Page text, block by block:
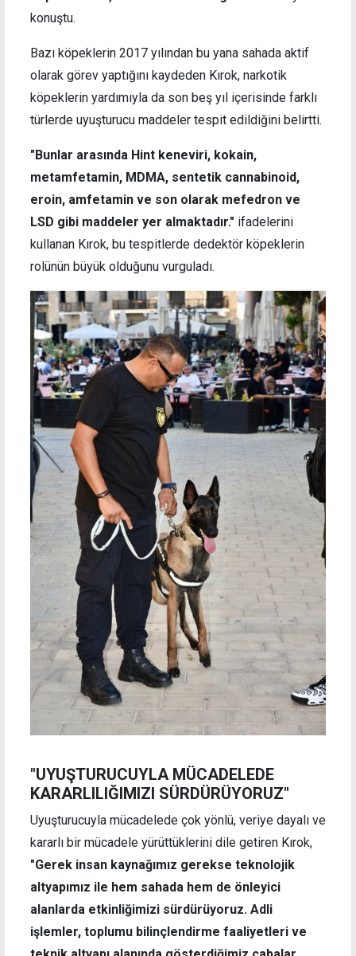
konuştu.
Bazı köpeklerin 2017 yılından bu yana sahada aktif
olarak görev yaptığını kaydeden Kırok, narkotik
köpeklerin yardımıyla da son beş yıl içerisinde farklı
türlerde uyuşturucu maddeler tespit edildiğini belirtti.
"Bunlar arasında Hint keneviri, kokain,
metamfetamin, MDMA, sentetik cannabinoid,
eroin, amfetamin ve son olarak mefedron ve
LSD gibi maddeler yer almaktadır." ifadelerini
kullanan Kırok, bu tespitlerde dedektör köpeklerin
rolünün büyük olduğunu vurguladı.
"UYUŞTURUCUYLA MÜCADELEDE
KARARLILIĞIMIZI SÜRDÜRÜYORUZ"
Uyuşturucuyla mücadelede çok yönlü, veriye dayalı ve
kararlı bir mücadele yürüttüklerini dile getiren Kırok,
"Gerek insan kaynağımız gerekse teknolojik
altyapımız ile hem sahada hem de önleyici
alanlarda etkinliğimizi sürdürüyoruz. Adli
işlemler, toplumu bilinçlendirme faaliyetleri ve